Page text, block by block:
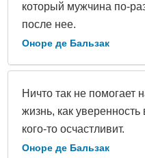
который мужчина по-
после нее.
Оноре де Бальзак
Ничто так не помогает
жизнь, как
кого-то осчастливит.
Оноре де Бальзак